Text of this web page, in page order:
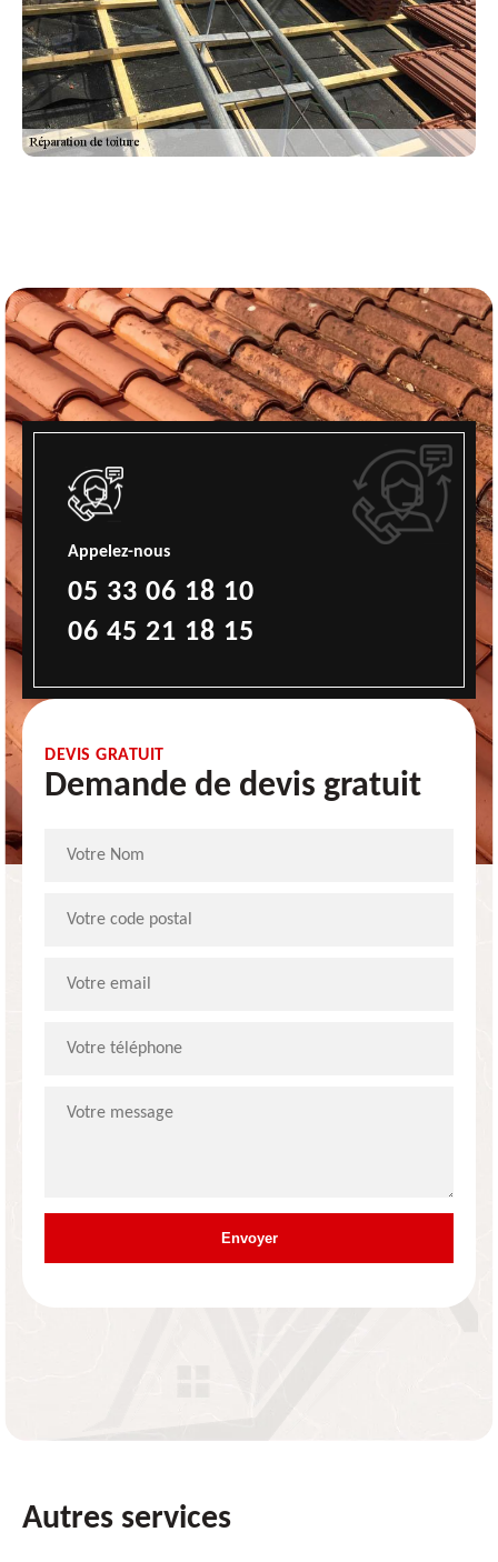
Appelez-nous
05 33 06 18 10
06 45 21 18 15
DEVIS GRATUIT
Demande de devis gratuit
Autres services